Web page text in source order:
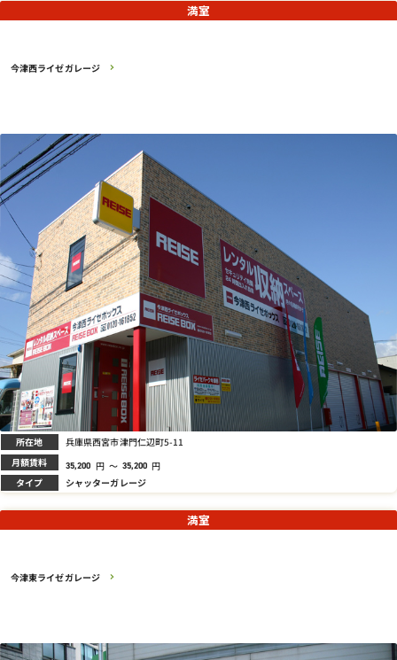
今津西ライゼガレージ
満室
所在地 兵庫県西宮市津門仁辺町5-11
月額賃料 35,200 円 ～ 35,200 円
タイプ シャッターガレージ
今津東ライゼガレージ
満室